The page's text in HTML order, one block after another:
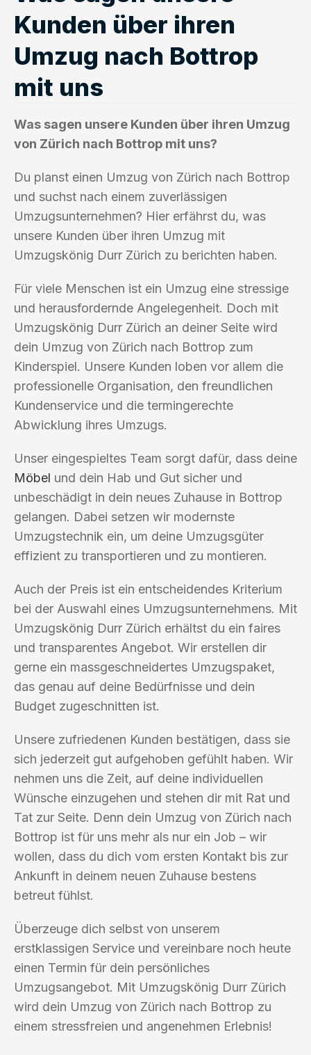
Kunden über ihren
Umzug nach Bottrop
mit uns
Was sagen unsere Kunden über ihren Umzug
von Zürich nach Bottrop mit uns?
Du planst einen Umzug von Zürich nach Bottrop
und suchst nach einem zuverlässigen
Umzugsunternehmen? Hier erfährst du, was
unsere Kunden über ihren Umzug mit
Umzugskönig Durr Zürich zu berichten haben.
Für viele Menschen ist ein Umzug eine stressige
und herausfordernde Angelegenheit. Doch mit
Umzugskönig Durr Zürich an deiner Seite wird
dein Umzug von Zürich nach Bottrop zum
Kinderspiel. Unsere Kunden loben vor allem die
professionelle Organisation, den freundlichen
Kundenservice und die termingerechte
Abwicklung ihres Umzugs.
Unser eingespieltes Team sorgt dafür, dass deine
Möbel und dein Hab und Gut sicher und
unbeschädigt in dein neues Zuhause in Bottrop
gelangen. Dabei setzen wir modernste
Umzugstechnik ein, um deine Umzugsgüter
effizient zu transportieren und zu montieren.
Auch der Preis ist ein entscheidendes Kriterium
bei der Auswahl eines Umzugsunternehmens. Mit
Umzugskönig Durr Zürich erhältst du ein faires
und transparentes Angebot. Wir erstellen dir
gerne ein massgeschneidertes Umzugspaket,
das genau auf deine Bedürfnisse und dein
Budget zugeschnitten ist.
Unsere zufriedenen Kunden bestätigen, dass sie
sich jederzeit gut aufgehoben gefühlt haben. Wir
nehmen uns die Zeit, auf deine individuellen
Wünsche einzugehen und stehen dir mit Rat und
Tat zur Seite. Denn dein Umzug von Zürich nach
Bottrop ist für uns mehr als nur ein Job – wir
wollen, dass du dich vom ersten Kontakt bis zur
Ankunft in deinem neuen Zuhause bestens
betreut fühlst.
Überzeuge dich selbst von unserem
erstklassigen Service und vereinbare noch heute
einen Termin für dein persönliches
Umzugsangebot. Mit Umzugskönig Durr Zürich
wird dein Umzug von Zürich nach Bottrop zu
einem stressfreien und angenehmen Erlebnis!